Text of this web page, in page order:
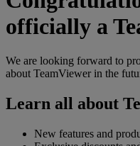
officially a
We are looking forward to
about TeamViewer in the
Learn all about
New features and